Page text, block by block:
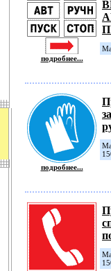
подробнее...
подробнее...